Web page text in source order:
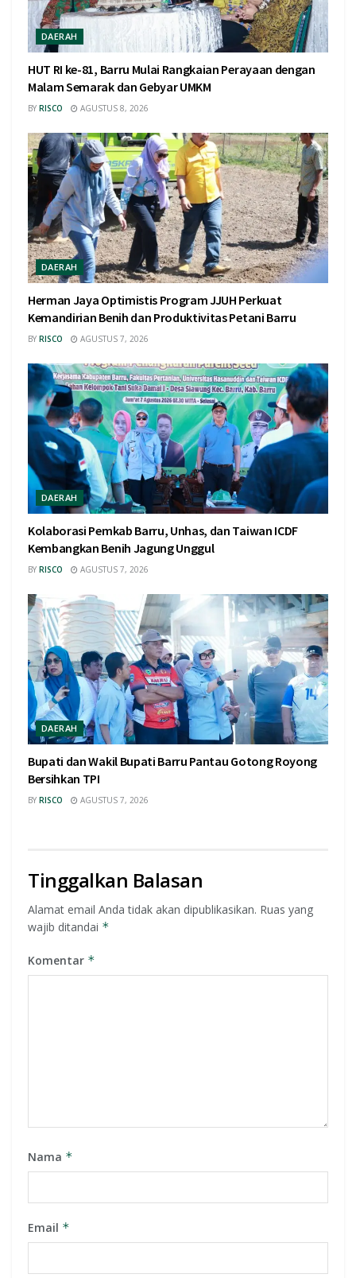
DAERAH
HUT RI ke-81, Barru Mulai Rangkaian Perayaan dengan
Malam Semarak dan Gebyar UMKM
BY RISCO AGUSTUS 8, 2026
DAERAH
Herman Jaya Optimistis Program JJUH Perkuat
Kemandirian Benih dan Produktivitas Petani Barru
BY RISCO AGUSTUS 7, 2026
DAERAH
Kolaborasi Pemkab Barru, Unhas, dan Taiwan ICDF
Kembangkan Benih Jagung Unggul
BY RISCO AGUSTUS 7, 2026
DAERAH
Bupati dan Wakil Bupati Barru Pantau Gotong Royong
Bersihkan TPI
BY RISCO AGUSTUS 7, 2026
Tinggalkan Balasan
Alamat email Anda tidak akan dipublikasikan. Ruas yang
wajib ditandai *
Komentar *
Nama *
Email *